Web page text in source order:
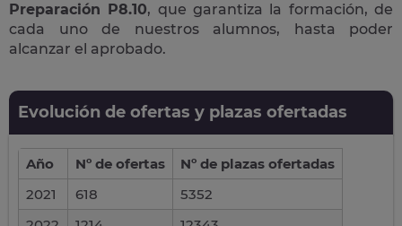
Preparación P8.10, que garantiza la formación, de
cada uno de nuestros alumnos, hasta poder
alcanzar el aprobado.
Evolución de ofertas y plazas ofertadas
Año Nº de ofertas
Nº de plazas ofertadas
2021
618
5352